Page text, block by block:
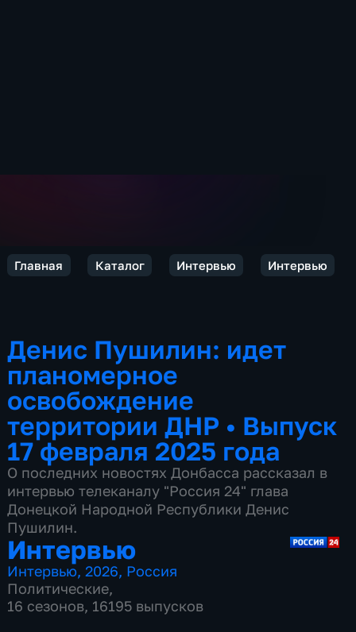
Главная Каталог Интервью Интервью
Денис Пушилин: идет
планомерное
освобождение
территории ДНР • Выпуск
17 февраля 2025 года
О последних новостях Донбасса рассказал в
интервью телеканалу "Россия 24" глава
Донецкой Народной Республики Денис
Пушилин.
Интервью
Интервью,2026, Россия
Политические,
16 сезонов, 16195 выпусков